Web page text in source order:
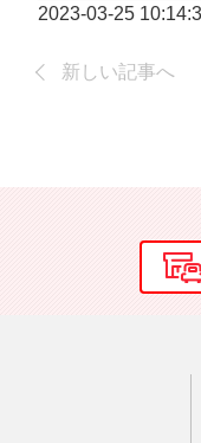
2023-03-25
新しい記事へ